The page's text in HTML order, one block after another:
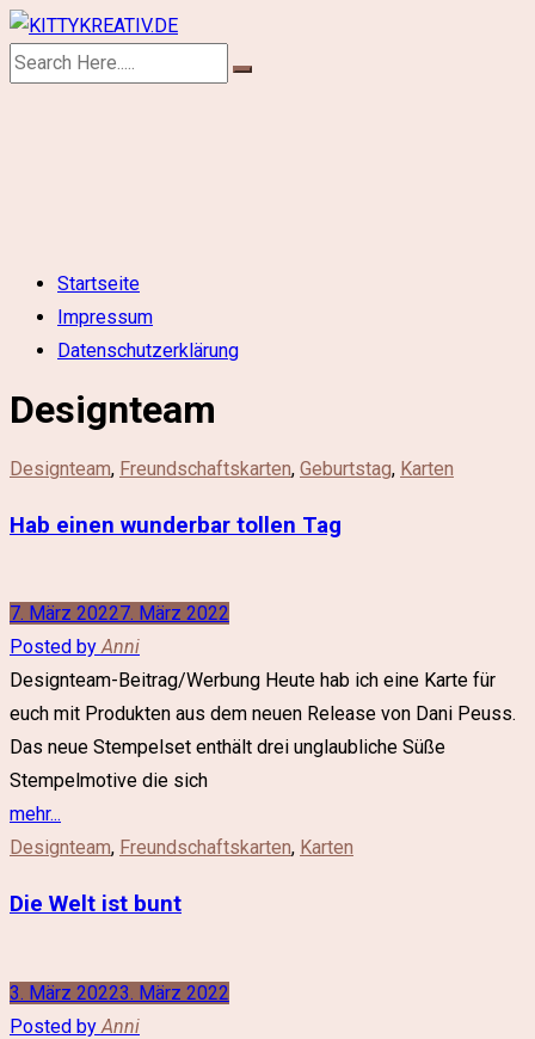
Skip
to
content
KITTYKREATIV.DE
Startseite
Impressum
Datenschutzerklärung
Designteam
Designteam, Freundschaftskarten, Geburtstag, Karten
Hab einen wunderbar tollen Tag
7. März 20227. März 2022
Posted byAnni
Designteam-Beitrag/Werbung Heute hab ich eine Karte für
euch mit Produkten aus dem neuen Release von Dani Peuss.
Das neue Stempelset enthält drei unglaubliche Süße
Stempelmotive die sich
mehr...
Designteam, Freundschaftskarten, Karten
Die Welt ist bunt
3. März 20223. März 2022
Posted by Anni